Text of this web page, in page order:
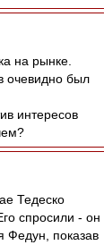
на рынке.
очевидно был
интересов
Тедеско
спросили - он
Федун, показав